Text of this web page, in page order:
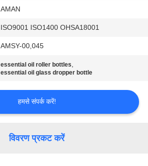
AMAN
ISO9001 ISO1400 OHSA18001
AMSY-00,045
essential oil roller bottles,
essential oil glass dropper bottle
हमसे संपर्क करें!
विवरण प्रकट करें